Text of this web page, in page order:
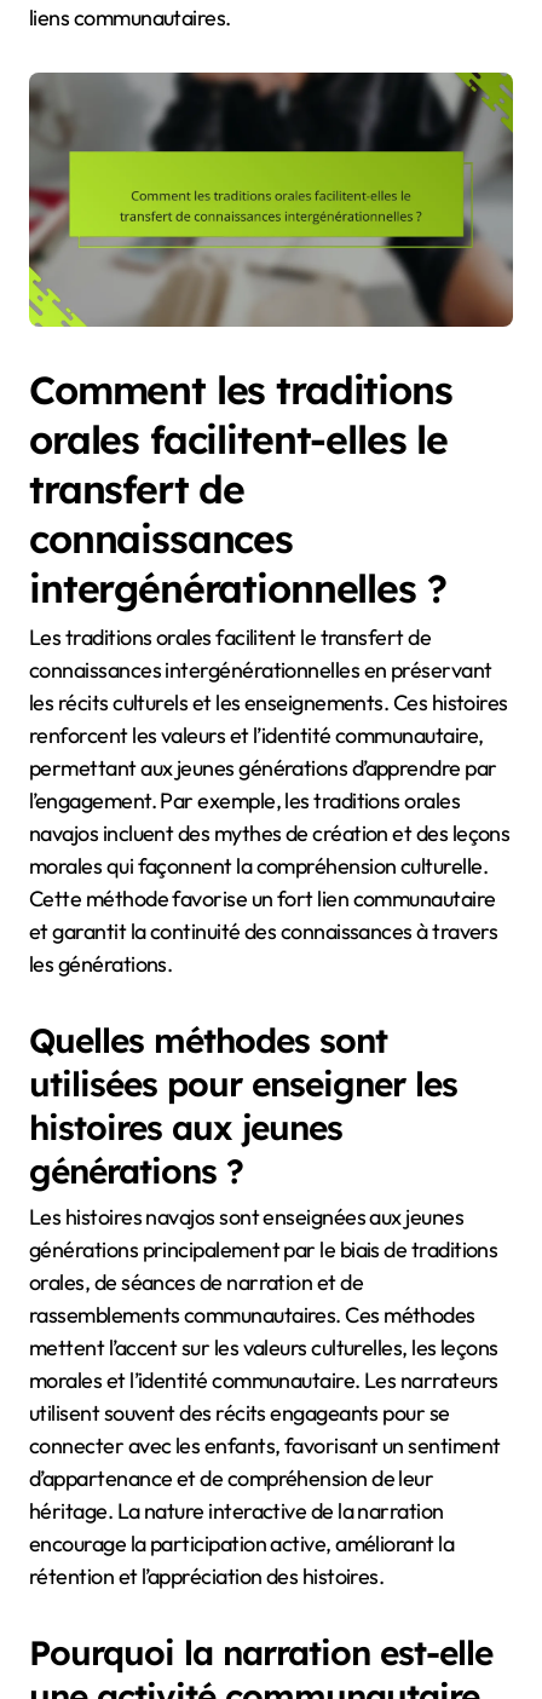
liens communautaires.
Comment les traditions
orales facilitent-elles le
transfert de
connaissances
intergénérationnelles ?
Les traditions orales facilitent le transfert de
connaissances intergénérationnelles en préservant
les récits culturels et les enseignements. Ces histoires
renforcent les valeurs et l’identité communautaire,
permettant aux jeunes générations d’apprendre par
l’engagement. Par exemple, les traditions orales
navajos incluent des mythes de création et des leçons
morales qui façonnent la compréhension culturelle.
Cette méthode favorise un fort lien communautaire
et garantit la continuité des connaissances à travers
les générations.
Quelles méthodes sont
utilisées pour enseigner les
histoires aux jeunes
générations ?
Les histoires navajos sont enseignées aux jeunes
générations principalement par le biais de traditions
orales, de séances de narration et de
rassemblements communautaires. Ces méthodes
mettent l’accent sur les valeurs culturelles, les leçons
morales et l’identité communautaire. Les narrateurs
utilisent souvent des récits engageants pour se
connecter avec les enfants, favorisant un sentiment
d’appartenance et de compréhension de leur
héritage. La nature interactive de la narration
encourage la participation active, améliorant la
rétention et l’appréciation des histoires.
Pourquoi la narration est-elle